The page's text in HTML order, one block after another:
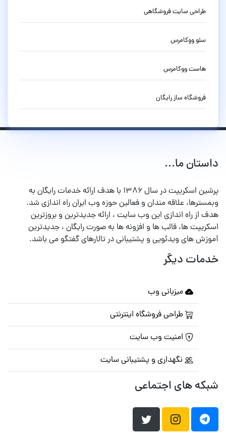
طراحی سایت فروشگاهی
سئو ووکامرس
هاست ووکامرس
فروشگاه ساز رایگان
داستان ما...
پرشین اسکریپت در سال ۱۳۸۶ با هدف ارائه خدمات رایگان به
وبمسترها، علاقه مندان و فعالین حوزه وب ایران راه اندازی شد.
هدف از راه اندازی این وب سایت ، ارائه جدیدترین و بروزترین
اسکریپت ها، قالب ها و افزونه ها به صورت رایگان ، جدیدترین
آموزش های ویدئویی و پشتیبانی در تالارهای گفتگو می باشد.
خدمات دیگر
میزبانی وب
طراحی فروشگاه اینترنتی
امنیت وب سایت
نگهداری و پشتیبانی سایت
شبکه های اجتماعی